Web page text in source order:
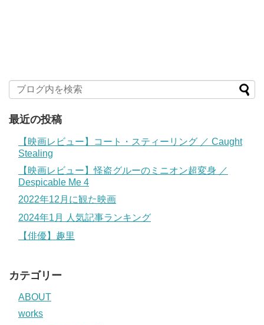
最近の投稿
【映画レビュー】コート・スティーリング ／ Caught
Stealing
【映画レビュー】怪盗グルーのミニオン超変身 ／
Despicable Me 4
2022年12月に観た映画
2024年1月 人気記事ランキング
【俳優】趣里
カテゴリー
ABOUT
works